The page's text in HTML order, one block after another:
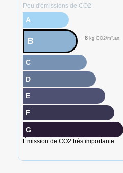
Peu d'émissions de CO2
A
B 8 kg CO2/m².an
C
D
E
F
G
Émission de CO2 très importante